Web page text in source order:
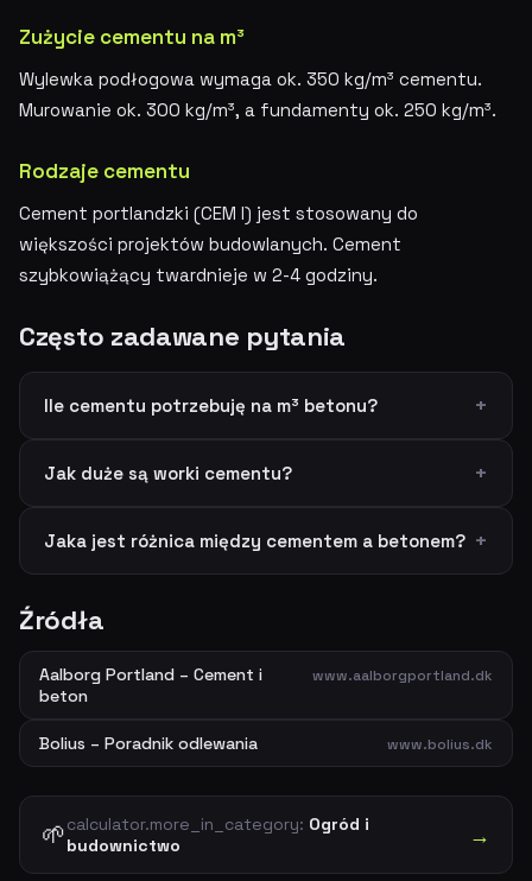
Zużycie cementu na m³
Wylewka podłogowa wymaga ok. 350 kg/m³ cementu.
Murowanie ok. 300 kg/m³, a fundamenty ok. 250 kg/m³.
Rodzaje cementu
Cement portlandzki (CEM I) jest stosowany do
większości projektów budowlanych. Cement
szybkowiążący twardnieje w 2-4 godziny.
Często zadawane pytania
Ile cementu potrzebuję na m³ betonu?
Jak duże są worki cementu?
Jaka jest różnica między cementem a betonem?
Źródła
Aalborg Portland – Cement i
beton
www.aalborgportland.dk
Bolius – Poradnik odlewania www.bolius.dk
🌱calculator.more_in_category: Ogród i
budownictwo
→